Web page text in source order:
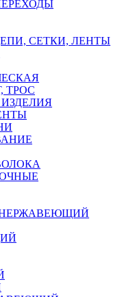
СЕТКИ, ЛЕНТЫ
ТРОС